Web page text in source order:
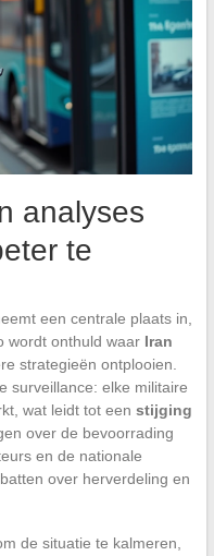
analyses
te
een centrale plaats in,
wordt onthuld waar Iran
strategieën ontplooien.
surveillance: elke militaire
wat leidt tot een stijging
over de bevoorrading
en de nationale
over herverdeling en
de situatie te kalmeren,